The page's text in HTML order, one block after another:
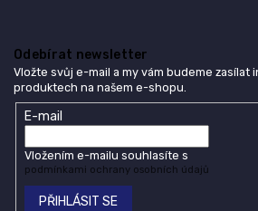
Odebírat newsletter
Vložte svůj e-mail a my vám budeme zasílat
produktech na našem e-shopu.
E-mail
Vložením e-mailu souhlasíte s
podmínkami ochrany osobních údajů
PŘIHLÁSIT SE